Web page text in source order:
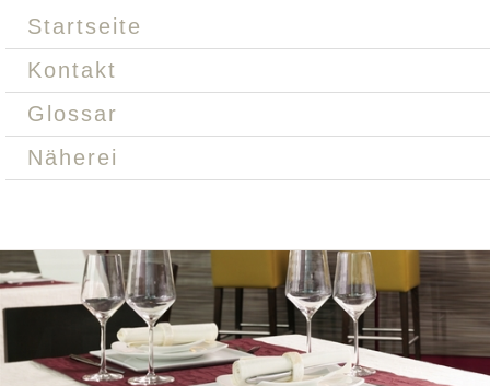
Startseite
Kontakt
Glossar
Näherei